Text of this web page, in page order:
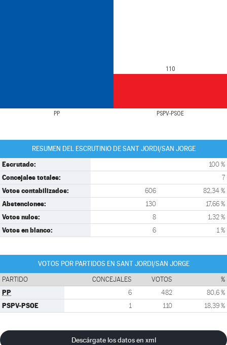
PP PSPV-PSOE
110
RESUMEN DEL ESCRUTINIO DE SANT JORDI/SAN JORGE
Escrutado: 100 %
Concejales totales: 7
Votos contabilizados: 606 82,34 %
Abstenciones: 130 17,66 %
Votos nulos: 8 1,32 %
Votos en blanco: 6 1 %
VOTOS POR PARTIDOS EN SANT JORDI/SAN JORGE
PARTIDO CONCEJALES VOTOS %
PP 6 482 80,6 %
PSPV-PSOE 1 110 18,39 %
Descárgate los datos en xml